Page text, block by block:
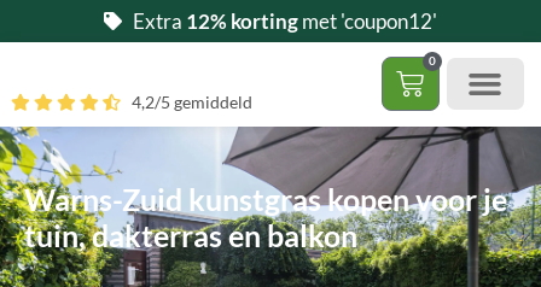
naar
inhoud
Extra 12% kortingmet 'coupon12'
0
4,2/5 gemiddeld
Warns-Zuid kunstgras kopen voor je
tuin, dakterras en balkon